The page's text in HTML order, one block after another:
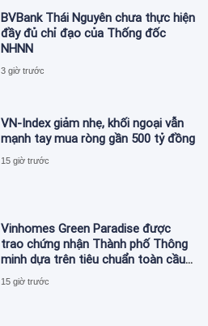
BVBank Thái Nguyên chưa thực hiện
đầy đủ chỉ đạo của Thống đốc
NHNN
3 giờ trước
VN-Index giảm nhẹ, khối ngoại vẫn
mạnh tay mua ròng gần 500 tỷ đồng
15 giờ trước
Vinhomes Green Paradise được
trao chứng nhận Thành phố Thông
minh dựa trên tiêu chuẩn toàn cầu
ISO 37122
15 giờ trước